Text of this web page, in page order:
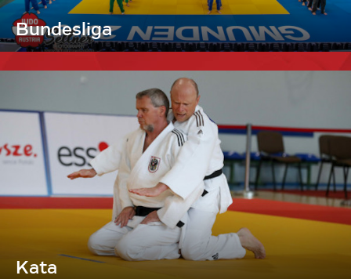
Bundesliga
Kata